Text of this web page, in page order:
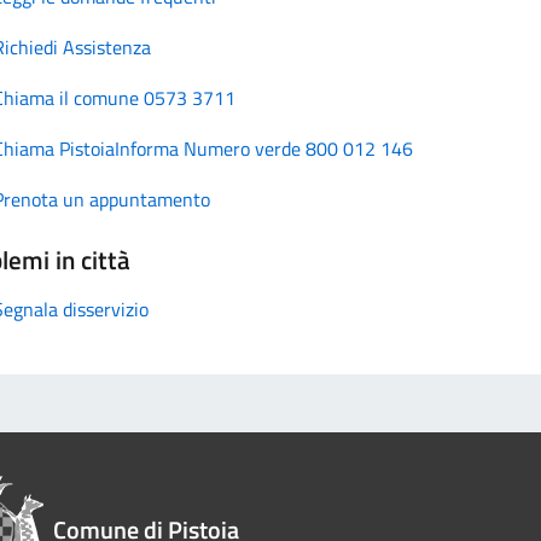
Assistenza
il comune 0573 3711
PistoiaInforma Numero verde 800 012 146
un appuntamento
in città
disservizio
Comune di Pistoia